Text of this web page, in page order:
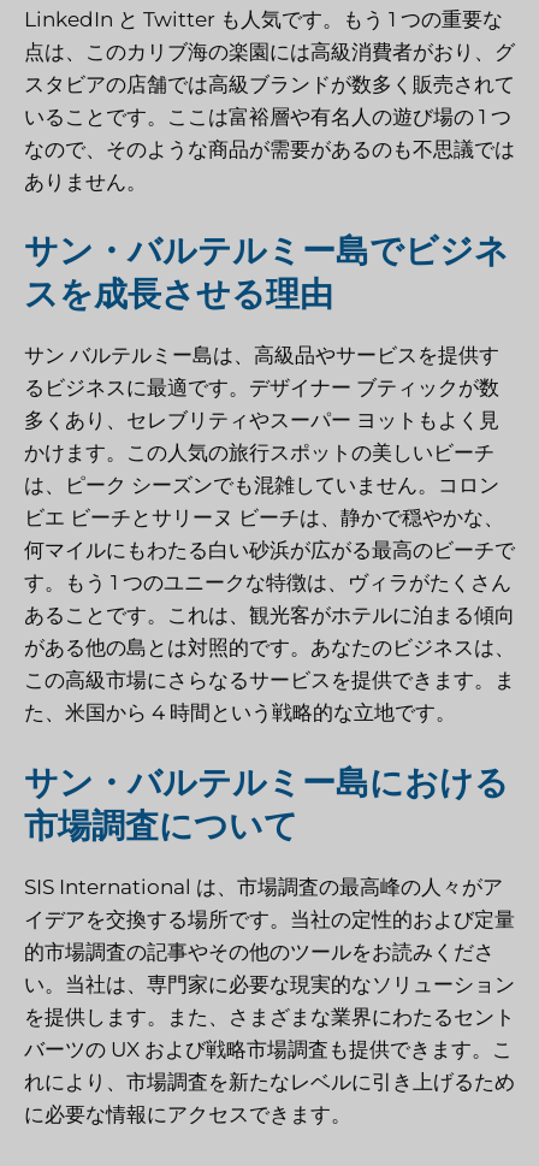
LinkedIn と Twitter も人気です。もう 1 つの重要な
点は、このカリブ海の楽園には高級消費者がおり、グ
スタビアの店舗では高級ブランドが数多く販売されて
いることです。ここは富裕層や有名人の遊び場の 1 つ
なので、そのような商品が需要があるのも不思議では
ありません。
サン・バルテルミー島でビジネ
スを成長させる理由
サン バルテルミー島は、高級品やサービスを提供す
るビジネスに最適です。デザイナー ブティックが数
多くあり、セレブリティやスーパー ヨットもよく見
かけます。この人気の旅行スポットの美しいビーチ
は、ピーク シーズンでも混雑していません。コロン
ビエ ビーチとサリーヌ ビーチは、静かで穏やかな、
何マイルにもわたる白い砂浜が広がる最高のビーチで
す。もう 1 つのユニークな特徴は、ヴィラがたくさん
あることです。これは、観光客がホテルに泊まる傾向
がある他の島とは対照的です。あなたのビジネスは、
この高級市場にさらなるサービスを提供できます。ま
た、米国から 4 時間という戦略的な立地です。
サン・バルテルミー島における
市場調査について
SIS International は、市場調査の最高峰の人々がア
イデアを交換する場所です。当社の定性的および定量
的市場調査の記事やその他のツールをお読みくださ
い。当社は、専門家に必要な現実的なソリューション
を提供します。また、さまざまな業界にわたるセント
バーツの UX および戦略市場調査も提供できます。こ
れにより、市場調査を新たなレベルに引き上げるため
に必要な情報にアクセスできます。